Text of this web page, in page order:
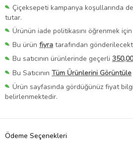
Çiçeksepeti kampanya koşullarında
tutar.
Ürünün iade politikasını öğrenmek için
Bu ürün fiyra tarafından
Bu satıcının ürünlerinde geçerli
Bu Satıcının Tüm Ürünlerini Görüntüle
Ürün sayfasında gördüğünüz fiyat
belirlenmektedir.
Ödeme Seçenekleri